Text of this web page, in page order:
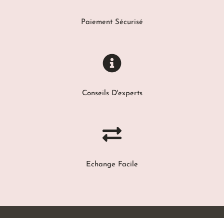
Paiement Sécurisé
Conseils D'experts
Echange Facile